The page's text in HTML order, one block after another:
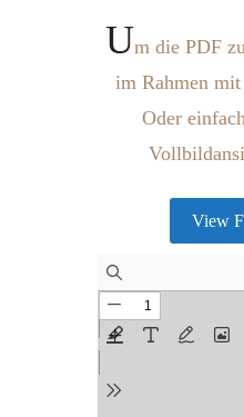
Um die PDF
im Rahmen
Oder
View